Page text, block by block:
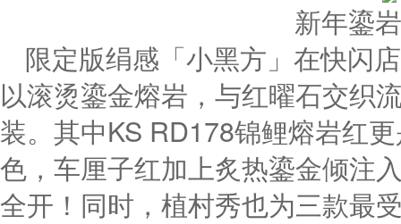
新年鎏
限定版绢感「小黑方」在快
以滚烫鎏金熔岩，与红曜石交织
装。其中KS RD178锦鲤熔岩红
色，车厘子红加上炙热鎏金倾注
全开！同时，植村秀也为三款